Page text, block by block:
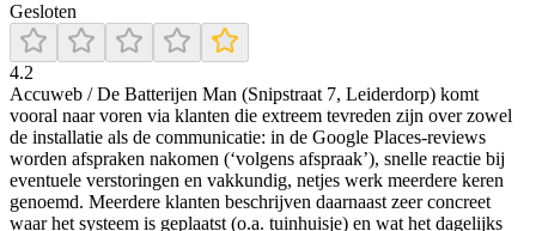
Gesloten
4.2
Accuweb / De Batterijen Man (Snipstraat 7, Leiderdorp) komt
vooral naar voren via klanten die extreem tevreden zijn over zowel
de installatie als de communicatie: in de Google Places-reviews
worden afspraken nakomen (‘volgens afspraak’), snelle reactie bij
eventuele verstoringen en vakkundig, netjes werk meerdere keren
genoemd. Meerdere klanten beschrijven daarnaast zeer concreet
waar het systeem is geplaatst (o.a. tuinhuisje) en wat het dagelijks